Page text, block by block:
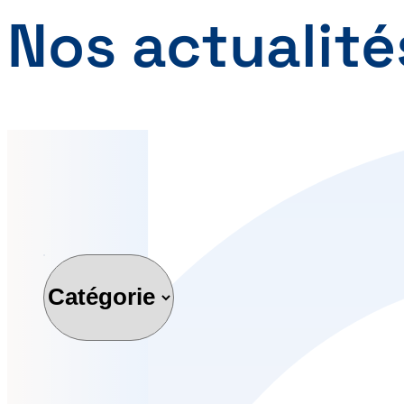
Nos
Catégorie